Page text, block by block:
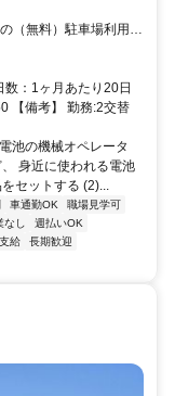
◆マイカー通勤OK、
能性あり！
（無料）駐車場利用
：1ヶ月あたり20日
【備考】 勤務:2交替
池の機械オペレータ
身近に使われる電池
セットする (2)...
車通勤OK
職場見学可
し
週払いOK
給
長期歓迎